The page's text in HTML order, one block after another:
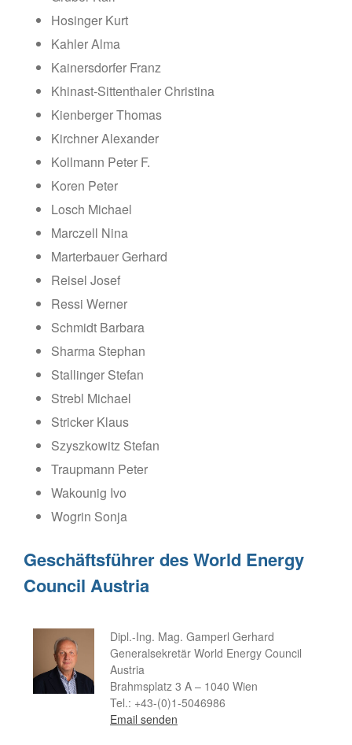
Hosinger Kurt
Kahler Alma
Kainersdorfer Franz
Khinast-Sittenthaler Christina
Kienberger Thomas
Kirchner Alexander
Kollmann Peter F.
Koren Peter
Losch Michael
Marczell Nina
Marterbauer Gerhard
Reisel Josef
Ressi Werner
Schmidt Barbara
Sharma Stephan
Stallinger Stefan
Strebl Michael
Stricker Klaus
Szyszkowitz Stefan
Traupmann Peter
Wakounig Ivo
Wogrin Sonja
Geschäftsführer des World Energy
Council Austria
Dipl.-Ing. Mag. Gamperl Gerhard
Generalsekretär World Energy Council
Austria
Brahmsplatz 3 A – 1040 Wien
Tel.: +43-(0)1-5046986
Email senden